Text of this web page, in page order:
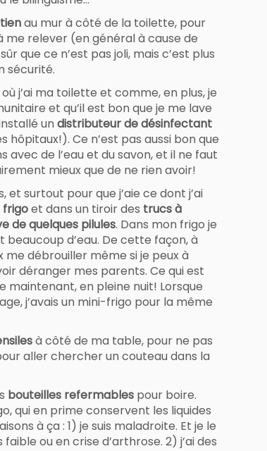
au mur à côté de la toilette, pour
me relever (en général à cause de
que ce n’est pas joli, mais c’est plus
sécurité.
j’ai ma toilette et comme, en plus, je
et qu’il est bon que je me lave
un distributeur de désinfectant
hôpitaux!). Ce n’est pas aussi bon que
avec de l’eau et du savon, et il ne faut
mieux que de ne rien avoir!
et surtout pour que j’aie ce dont j’ai
frigoet dans un tiroir des trucs à
de quelques pilules. Dans mon frigo je
d’eau. De cette façon, à
me débrouiller même si je peux à
déranger mes parents. Ce qui est
maintenant, en pleine nuit! Lorsque
j’avais un mini-frigo pour la même
à côté de ma table, pour ne pas
aller chercher un couteau dans la
bouteilles refermables pour boire.
qui en prime conservent les liquides
à ça : 1) je suis maladroite. Et je le
ou en crise d’arthrose. 2) j’ai des